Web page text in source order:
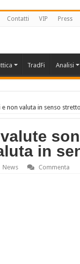
Contatti VIP Press
TradFi Analisi
non valuta in senso
in
News Commenta